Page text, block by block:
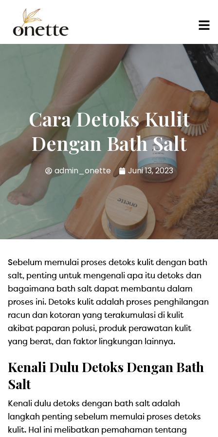
Cara Detoks Kulit
Dengan Bath Salt
admin_onette Juni 13, 2023
Sebelum memulai proses detoks kulit dengan bath
salt, penting untuk mengenali apa itu detoks dan
bagaimana bath salt dapat membantu dalam
proses ini. Detoks kulit adalah proses penghilangan
racun dan kotoran yang terakumulasi di kulit
akibat paparan polusi, produk perawatan kulit
yang berat, dan faktor lingkungan lainnya.
Kenali Dulu Detoks Dengan Bath
Salt
Kenali dulu detoks dengan bath salt adalah
langkah penting sebelum memulai proses detoks
kulit. Hal ini melibatkan pemahaman tentang